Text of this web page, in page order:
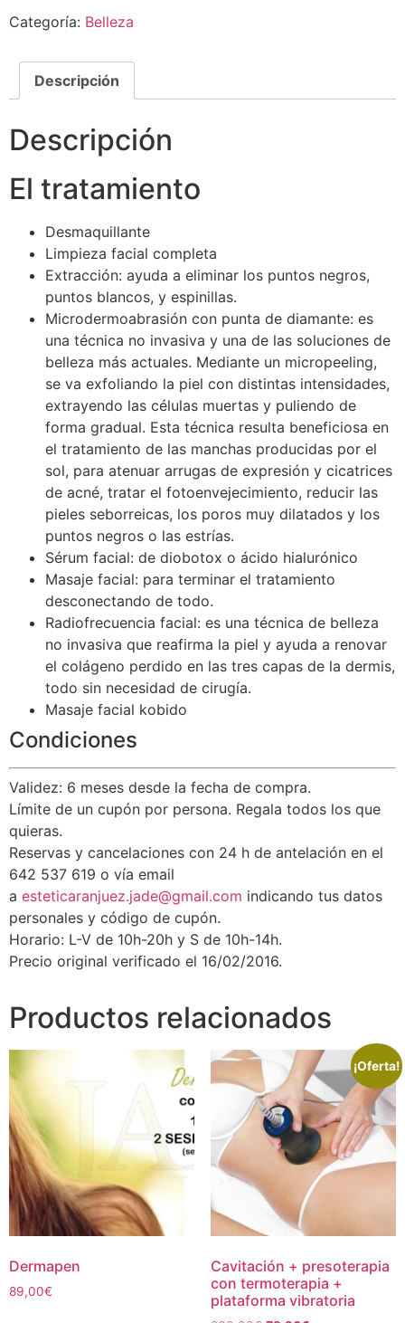
facial
kobido
cantidad
Categoría: Belleza
Descripción
Descripción
El tratamiento
Desmaquillante
Limpieza facial completa
Extracción: ayuda a eliminar los puntos negros,
puntos blancos, y espinillas.
Microdermoabrasión con punta de diamante: es
una técnica no invasiva y una de las soluciones de
belleza más actuales. Mediante un micropeeling,
se va exfoliando la piel con distintas intensidades,
extrayendo las células muertas y puliendo de
forma gradual. Esta técnica resulta beneficiosa en
el tratamiento de las manchas producidas por el
sol, para atenuar arrugas de expresión y cicatrices
de acné, tratar el fotoenvejecimiento, reducir las
pieles seborreicas, los poros muy dilatados y los
puntos negros o las estrías.
Sérum facial: de diobotox o ácido hialurónico
Masaje facial: para terminar el tratamiento
desconectando de todo.
Radiofrecuencia facial: es una técnica de belleza
no invasiva que reafirma la piel y ayuda a renovar
el colágeno perdido en las tres capas de la dermis,
todo sin necesidad de cirugía.
Masaje facial kobido
Condiciones
Validez: 6 meses desde la fecha de compra.
Límite de un cupón por persona. Regala todos los que
quieras.
Reservas y cancelaciones con 24 h de antelación en el
642 537 619 o vía email
a esteticaranjuez.jade@gmail.com indicando tus datos
personales y código de cupón.
Horario: L-V de 10h-20h y S de 10h-14h.
Precio original verificado el 16/02/2016.
Productos relacionados
Dermapen
89,00€
¡Oferta!
Cavitación + presoterapia
con termoterapia +
plataforma vibratoria